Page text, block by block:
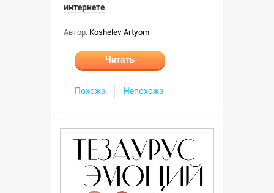
интернете
Автор: Koshelev Artyom
Читать
Похожа Непохожа